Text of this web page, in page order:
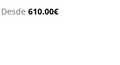
Desde610.00€